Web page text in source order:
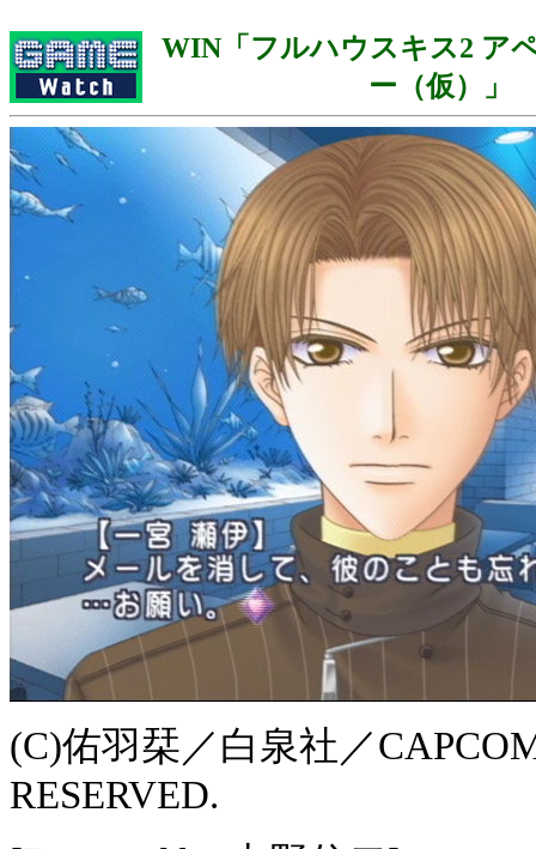
WIN「フルハウスキス2 ア
ー（仮）」
(C)佑羽栞／白泉社／
RESERVED.